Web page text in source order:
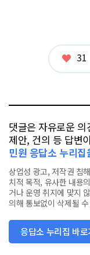
좋
31
댓글은 자유로운
제안, 건의 등 답변
민원 응답소 누리집
상업성 광고, 저작권 침
치적 목적, 유사한 내용
거나 운영 취지에 맞지
의해 통보없이 삭제될
응답소 누리집 바로